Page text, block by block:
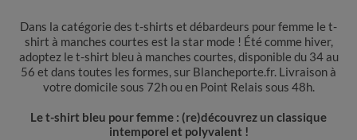
Dans la catégorie des t-shirts et débardeurs pour femme le t-
shirt à manches courtes est la star mode ! Été comme hiver,
adoptez le t-shirt bleu à manches courtes, disponible du 34 au
56 et dans toutes les formes, sur Blancheporte.fr. Livraison à
votre domicile sous 72h ou en Point Relais sous 48h.
Le t-shirt bleu pour femme : (re)découvrez un classique
intemporel et polyvalent !